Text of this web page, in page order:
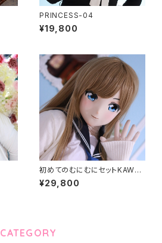
PRINCESS-04
¥19,800
初めてのむにむにセットKAWAII
EX-15
¥29,800
CATEGORY